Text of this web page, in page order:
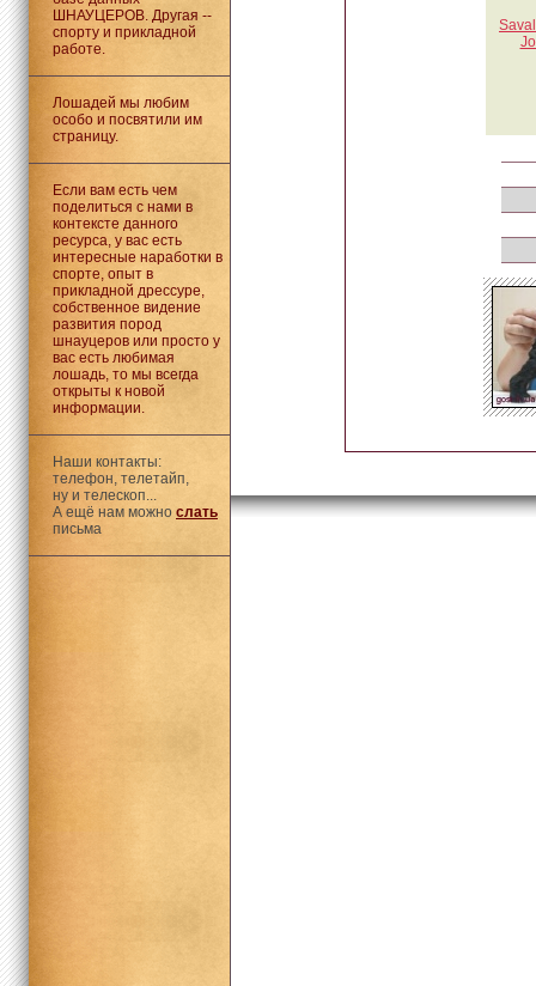
ШНАУЦЕРОВ. Другая --
спорту и прикладной
работе.
Лошадей мы любим
особо и посвятили им
страницу.
Если вам есть чем
поделиться с нами в
контексте данного
ресурса, у вас есть
интересные наработки в
спорте, опыт в
прикладной дрессуре,
собственное видение
развития пород
шнауцеров или просто у
вас есть любимая
лошадь, то мы всегда
открыты к новой
информации.
Наши контакты:
телефон, телетайп,
ну и телескоп...
А ещё нам можно слать
письма